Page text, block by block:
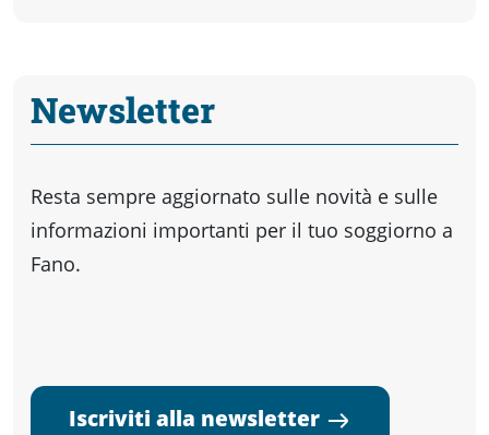
Newsletter
Resta sempre aggiornato sulle novità e sulle
informazioni importanti per il tuo soggiorno a
Fano.
Iscriviti alla newsletter